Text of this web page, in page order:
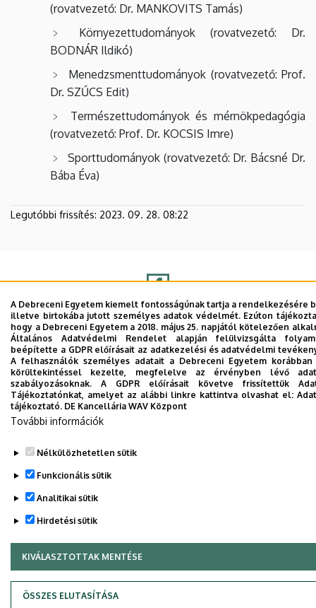
(rovatvezető: Dr. MANKOVITS Tamás)
Környezettudományok (rovatvezető: Dr.
BODNÁR Ildikó)
Menedzsmenttudományok (rovatvezető: Prof.
Dr. SZŰCS Edit)
Természettudományok és mérnökpedagógia
(rovatvezető: Prof. Dr. KOCSIS Imre)
Sporttudományok (rovatvezető: Dr. Bácsné Dr.
Bába Éva)
Legutóbbi frissítés: 2023. 09. 28. 08:22
Adatvédelem Adatvédelem
Technikai információk
Szerzői jog © 2026 Unideb
A Debreceni Egyetem kiemelt fontosságúnak tartja a rendelkezésére
illetve birtokába jutott személyes adatok védelmét. Ezúton
hogy a Debreceni Egyetem a 2018. május 25. napjától kötelezően
Általános Adatvédelmi Rendelet alapján felülvizsgálta
beépítette a GDPR előírásait az adatkezelési és adatvédelmi
A felhasználók személyes adatait a Debreceni Egyetem
körültekintéssel kezelte, megfelelve az érvényben lévő
szabályozásoknak. A GDPR előírásait követve frissítettük
Tájékoztatónkat, amelyet az alábbi linkre kattintva olvashat el:
tájékoztató. DE Kancellária WAV Központ
További információk
Nélkülözhetetlen sütik
Funkcionális sütik
Analitikai sütik
Hirdetési sütik
KIVÁLASZTOTTAK MENTÉSE
ÖSSZES ELUTASÍTÁSA
WITHDRAW CONSENT